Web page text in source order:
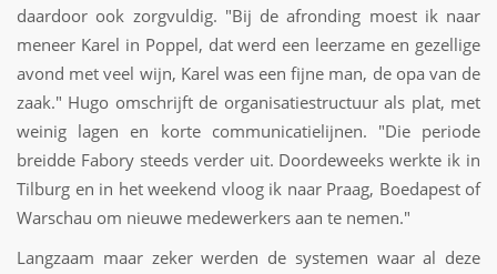
daardoor ook zorgvuldig. "Bij de afronding moest ik naar
meneer Karel in Poppel, dat werd een leerzame en gezellige
avond met veel wijn, Karel was een fijne man, de opa van de
zaak." Hugo omschrijft de organisatiestructuur als plat, met
weinig lagen en korte communicatielijnen. "Die periode
breidde Fabory steeds verder uit. Doordeweeks werkte ik in
Tilburg en in het weekend vloog ik naar Praag, Boedapest of
Warschau om nieuwe medewerkers aan te nemen."
Langzaam maar zeker werden de systemen waar al deze